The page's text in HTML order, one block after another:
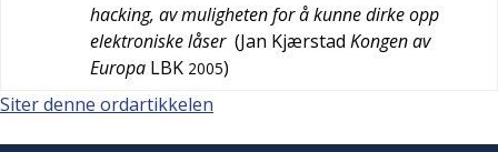
hacking, av muligheten for å kunne dirke opp
elektroniske låser (Jan Kjærstad Kongen av
Europa LBK 2005)
Siter denne ordartikkelen